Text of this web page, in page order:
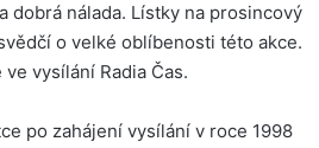
dobrá nálada. Lístky na prosincový
o velké oblíbenosti této akce.
vysílání Radia Čas.
po zahájení vysílání v roce 1998